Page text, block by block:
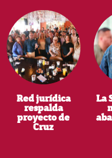
Red jurídica
respalda
proyecto de
Cruz
La